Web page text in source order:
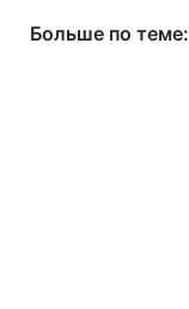
Больше по теме: